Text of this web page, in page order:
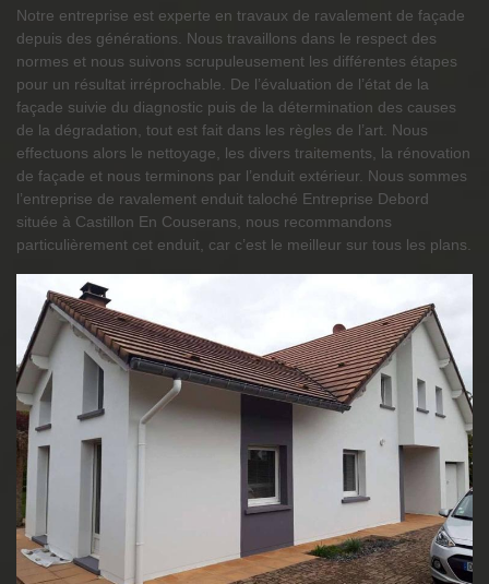
Notre entreprise est experte en travaux de ravalement de façade
depuis des générations. Nous travaillons dans le respect des
normes et nous suivons scrupuleusement les différentes étapes
pour un résultat irréprochable. De l’évaluation de l’état de la
façade suivie du diagnostic puis de la détermination des causes
de la dégradation, tout est fait dans les règles de l’art. Nous
effectuons alors le nettoyage, les divers traitements, la rénovation
de façade et nous terminons par l’enduit extérieur. Nous sommes
l’entreprise de ravalement enduit taloché Entreprise Debord
située à Castillon En Couserans, nous recommandons
particulièrement cet enduit, car c’est le meilleur sur tous les plans.